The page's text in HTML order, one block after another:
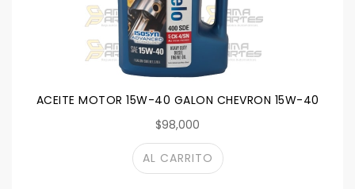
ACEITE MOTOR 15W-40 GALON CHEVRON 15W-40
$98,000
AL CARRITO